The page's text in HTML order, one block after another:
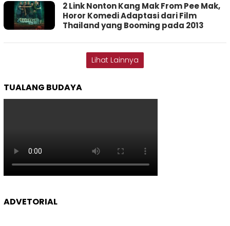
2 Link Nonton Kang Mak From Pee Mak,
Horor Komedi Adaptasi dari Film
Thailand yang Booming pada 2013
Lihat Lainnya
TUALANG BUDAYA
ADVETORIAL